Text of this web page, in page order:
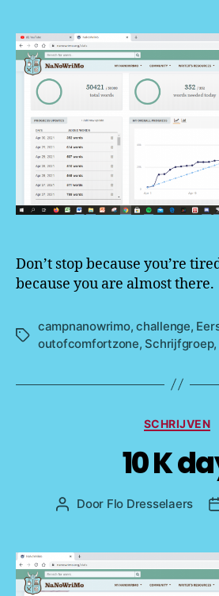
Don’t stop because you’re
because you are almost there.
Tags
campnanowrimo,challenge,
outofcomfortzone, Schrijfgroep,
SCHRIJVEN
10 K
Bericht
Door Flo Dresselaers